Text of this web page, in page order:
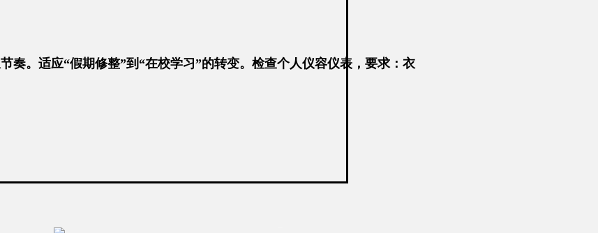
奏。适应“假期修整”到“在校学习”的转变。检查个人仪容仪表，要求：衣
小学教育惩戒规则（试行）》对手机管理的制度，学生返校时，严禁携
同学予以配合。